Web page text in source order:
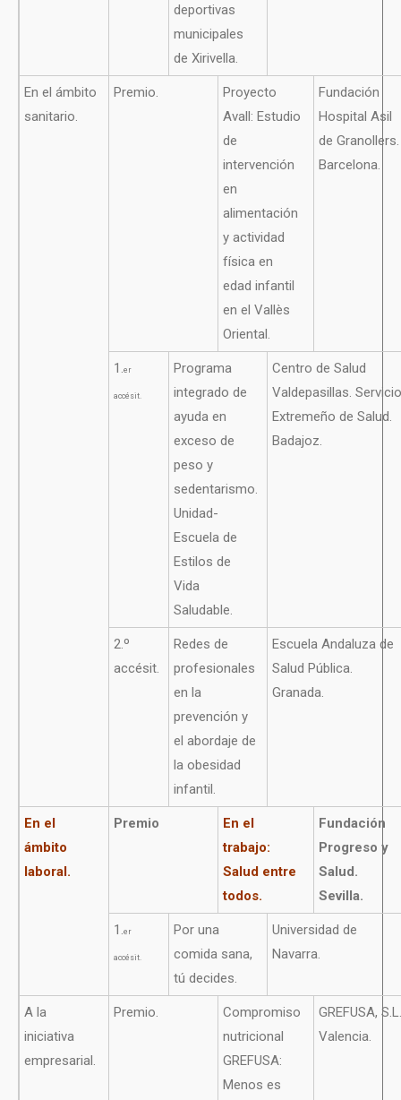
deportivas
municipales
de Xirivella.
En el ámbito
sanitario.
Premio.
Proyecto
Avall: Estudio
de
intervención
en
alimentación
y actividad
física en
edad infantil
en el Vallès
Oriental.
Fundación
Hospital Asil
de Granollers.
Barcelona.
1.er
accésit.
Programa
integrado de
ayuda en
exceso de
peso y
sedentarismo.
Unidad-
Escuela de
Estilos de
Vida
Saludable.
Centro de Salud
Valdepasillas. Servicio
Extremeño de Salud.
Badajoz.
2.º
accésit.
Redes de
profesionales
en la
prevención y
el abordaje de
la obesidad
infantil.
Escuela Andaluza de
Salud Pública.
Granada.
En el
ámbito
laboral.
Premio
En el
trabajo:
Salud entre
todos.
Fundación
Progreso y
Salud.
Sevilla.
1.er
accésit.
Por una
comida sana,
tú decides.
Universidad de
Navarra.
A la
iniciativa
empresarial.
Premio.
Compromiso
nutricional
GREFUSA:
Menos es
GREFUSA, S.L.
Valencia.